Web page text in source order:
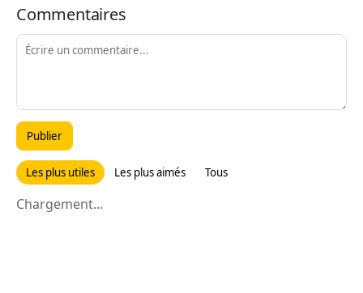
Commentaires
Publier
Les plus utiles Les plus aimés Tous
Chargement...